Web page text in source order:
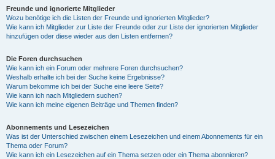
Freunde und ignorierte Mitglieder
Wozu benötige ich die Listen der Freunde und ignorierten Mitglieder?
Wie kann ich Mitglieder zur Liste der Freunde oder zur Liste der ignorierten Mitglieder
hinzufügen oder diese wieder aus den Listen entfernen?
Die Foren durchsuchen
Wie kann ich ein Forum oder mehrere Foren durchsuchen?
Weshalb erhalte ich bei der Suche keine Ergebnisse?
Warum bekomme ich bei der Suche eine leere Seite?
Wie kann ich nach Mitgliedern suchen?
Wie kann ich meine eigenen Beiträge und Themen finden?
Abonnements und Lesezeichen
Was ist der Unterschied zwischen einem Lesezeichen und einem Abonnements für ein
Thema oder Forum?
Wie kann ich ein Lesezeichen auf ein Thema setzen oder ein Thema abonnieren?